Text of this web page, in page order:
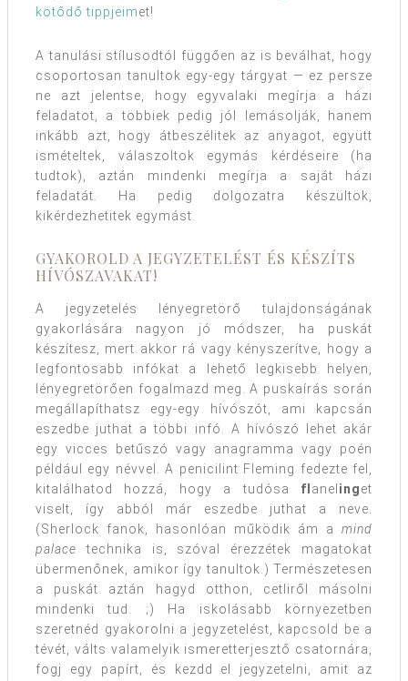
kötődő tippjeimet!
A tanulási stílusodtól függően az is beválhat, hogy
csoportosan tanultok egy-egy tárgyat — ez persze
ne azt jelentse, hogy egyvalaki megírja a házi
feladatot, a többiek pedig jól lemásolják, hanem
inkább azt, hogy átbeszélitek az anyagot, együtt
ismételtek, válaszoltok egymás kérdéseire (ha
tudtok), aztán mindenki megírja a saját házi
feladatát. Ha pedig dolgozatra készültök,
kikérdezhetitek egymást.
GYAKOROLD A JEGYZETELÉST ÉS KÉSZÍTS
HÍVÓSZAVAKAT!
A jegyzetelés lényegretörő tulajdonságának
gyakorlására nagyon jó módszer, ha puskát
készítesz, mert akkor rá vagy kényszerítve, hogy a
legfontosabb infókat a lehető legkisebb helyen,
lényegretörően fogalmazd meg. A puskaírás során
megállapíthatsz egy-egy hívószót, ami kapcsán
eszedbe juthat a többi infó. A hívószó lehet akár
egy vicces betűszó vagy anagramma vagy poén
például egy névvel. A penicilint Fleming fedezte fel,
kitalálhatod hozzá, hogy a tudósa fl anel inget
viselt, így abból már eszedbe juthat a neve.
(Sherlock fanok, hasonlóan működik ám a mind
palace technika is, szóval érezzétek magatokat
übermenőnek, amikor így tanultok.) Természetesen
a puskát aztán hagyd otthon, cetliről másolni
mindenki tud. ;) Ha iskolásabb környezetben
szeretnéd gyakorolni a jegyzetelést, kapcsold be a
tévét, válts valamelyik ismeretterjesztő csatornára,
fogj egy papírt, és kezdd el jegyzetelni, amit az